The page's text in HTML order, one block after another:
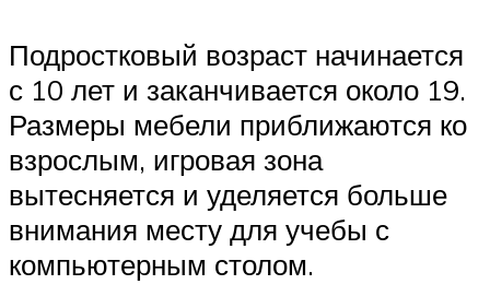
Подростковый возраст начинается
с 10 лет и заканчивается около 19.
Размеры мебели приближаются ко
взрослым, игровая зона
вытесняется и уделяется больше
внимания месту для учебы с
компьютерным столом.